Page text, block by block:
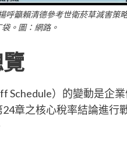
籲賴清德參考世衛菸草減害策
。圖：網路。
Schedule）的變動是企
章之核心稅率結論進行